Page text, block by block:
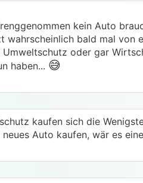
kein Auto
wahrscheinlich bald mal von
oder gar
haben... 😅
kaufen sich die
Auto kaufen, wär es